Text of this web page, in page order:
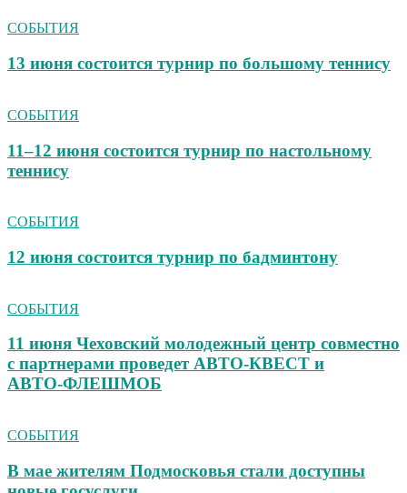
СОБЫТИЯ
13 июня состоится турнир по большому теннису
СОБЫТИЯ
11–12 июня состоится турнир по настольному
теннису
СОБЫТИЯ
12 июня состоится турнир по бадминтону
СОБЫТИЯ
11 июня Чеховский молодежный центр совместно
с партнерами проведет АВТО‑КВЕСТ и
АВТО‑ФЛЕШМОБ
СОБЫТИЯ
В мае жителям Подмосковья стали доступны